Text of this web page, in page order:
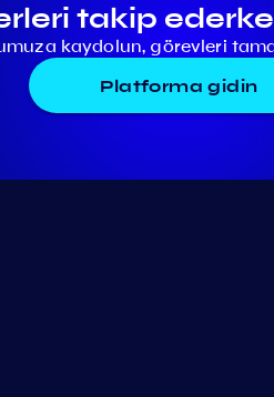
takip
kaydolun, görevleri
Platforma gidin